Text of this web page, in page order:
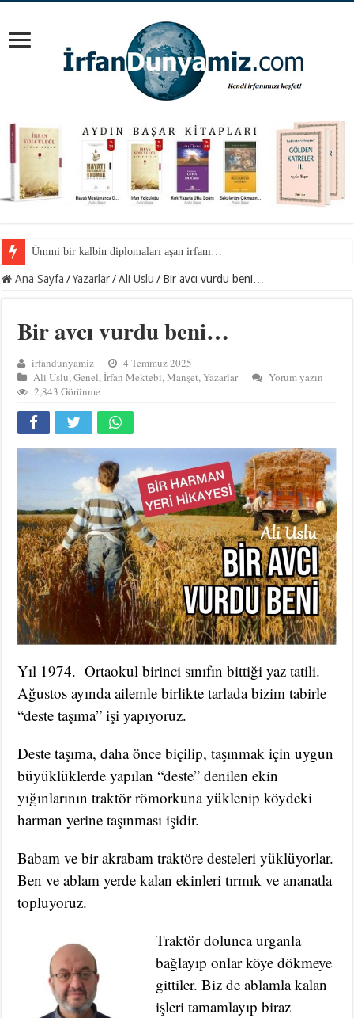
Ümmi bir kalbin diplomaları aşan irfanı…
Camdaki yazılar…
Ana Sayfa / Yazarlar / Ali Uslu / Bir avcı vurdu beni…
Bir avcı vurdu beni…
irfandunyamiz
4 Temmuz 2025
Ali Uslu,Genel,İrfan Mektebi,Manşet,Yazarlar
Yorum yazın
2,843 Görünme
Yıl 1974. Ortaokul birinci sınıfın bittiği yaz tatili.
Ağustos ayında ailemle birlikte tarlada bizim tabirle
“deste taşıma” işi yapıyoruz.
Deste taşıma, daha önce biçilip, taşınmak için uygun
büyüklüklerde yapılan “deste” denilen ekin
yığınlarının traktör römorkuna yüklenip köydeki
harman yerine taşınması işidir.
Babam ve bir akrabam traktöre desteleri yüklüyorlar.
Ben ve ablam yerde kalan ekinleri tırmık ve ananatla
topluyoruz.
Traktör dolunca urganla
bağlayıp onlar köye dökmeye
gittiler. Biz de ablamla kalan
işleri tamamlayıp biraz